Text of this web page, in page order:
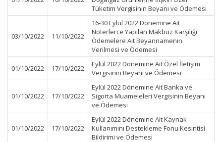
Tüketim Vergisinin Beyanı ve Ödemesi
03/10/2022 11/10/2022
16-30 Eylül 2022 Dönemine Ait
Noterlerce Yapılan Makbuz Karşılığı
Ödemelere Ait Beyannamenin
Verilmesi ve Ödemesi
01/10/2022 17/10/2022
Eylül 2022 Dönemine Ait Özel İletişim
Vergisinin Beyanı ve Ödemesi
01/10/2022 17/10/2022
Eylül 2022 Dönemine Ait Banka ve
Sigorta Muameleleri Vergisinin Beyanı
ve Ödemesi
01/10/2022 17/10/2022
Eylül 2022 Dönemine Ait Kaynak
Kullanımını Destekleme Fonu Kesintisi
Bildirimi ve Ödemesi